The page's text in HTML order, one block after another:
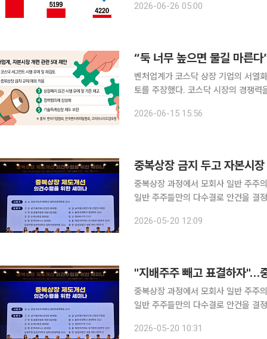
라우드 재합병을 추진하는 방안을 검
2026-06-26 05:00
“둑 너무 높으면 물길 마른
벤처업계가 코스닥 상장 기업의 서열
토를 주장했다. 코스닥 시장의 경쟁
열적 명칭에 대한 전면폐지와 시가총
2026-06-15 15:56
중복상장 과정에서 모회사 일반 주주
일반 주주들만의 다수결로 안건을
이날 발제자로 나선 남길남 자본시장
2026-05-20 12:09
"지배주주 빼고 표결하자"…
중복상장 과정에서 모회사 일반 주주
일반 주주들만의 다수결로 안건을
이날 세미나에서 남길남 자본시장연
2026-05-20 10:31